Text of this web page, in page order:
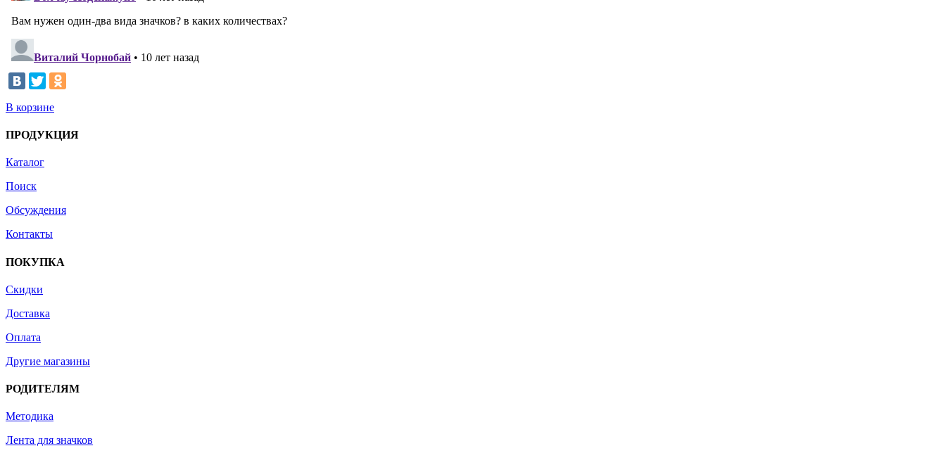
В корзине
ПРОДУКЦИЯ
Каталог
Поиск
Обсуждения
Контакты
ПОКУПКА
Скидки
Доставка
Оплата
Другие магазины
РОДИТЕЛЯМ
Методика
Лента для значков